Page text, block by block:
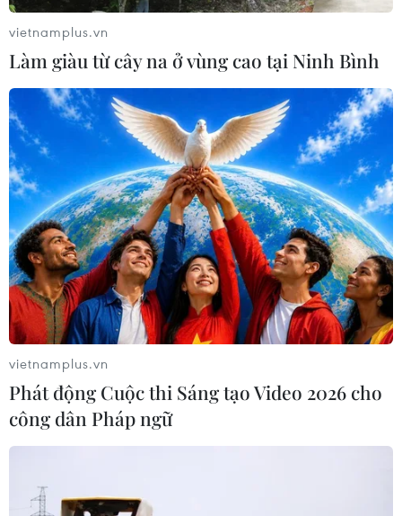
Cục trưởng Hàng không: ‘Không đánh đổi
an toàn bay vì bất cứ lý do gì’
26/02/2025 11:22
Cục Hàng không Việt Nam yêu cầu các đơn vị trong
ngành triệt để loại bỏ tư tưởng chủ quan, lơ là, tự mãn
trong công tác đảm bảo an toàn hàng không.
vietnamplus.vn
Làm giàu từ cây na ở vùng cao tại Ninh Bình
vietnamplus.vn
Phát động Cuộc thi Sáng tạo Video 2026 cho
công dân Pháp ngữ